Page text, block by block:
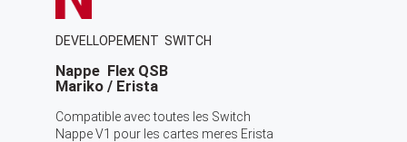
DEVELLOPEMENT SWITCH
Nappe Flex QSB
Mariko / Erista
Compatible avec toutes les Switch
Nappe V1 pour les cartes meres Erista